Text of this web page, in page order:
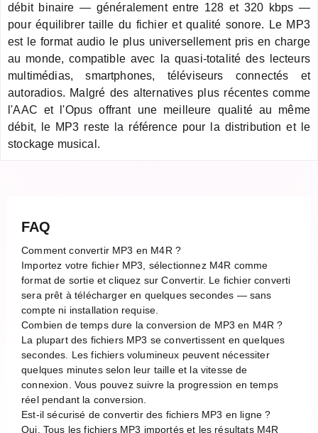
débit binaire — généralement entre 128 et 320 kbps —
pour équilibrer taille du fichier et qualité sonore. Le MP3
est le format audio le plus universellement pris en charge
au monde, compatible avec la quasi-totalité des lecteurs
multimédias, smartphones, téléviseurs connectés et
autoradios. Malgré des alternatives plus récentes comme
l'AAC et l'Opus offrant une meilleure qualité au même
débit, le MP3 reste la référence pour la distribution et le
stockage musical.
FAQ
Comment convertir MP3 en M4R ?
Importez votre fichier MP3, sélectionnez M4R comme
format de sortie et cliquez sur Convertir. Le fichier converti
sera prêt à télécharger en quelques secondes — sans
compte ni installation requise.
Combien de temps dure la conversion de MP3 en M4R ?
La plupart des fichiers MP3 se convertissent en quelques
secondes. Les fichiers volumineux peuvent nécessiter
quelques minutes selon leur taille et la vitesse de
connexion. Vous pouvez suivre la progression en temps
réel pendant la conversion.
Est-il sécurisé de convertir des fichiers MP3 en ligne ?
Oui. Tous les fichiers MP3 importés et les résultats M4R